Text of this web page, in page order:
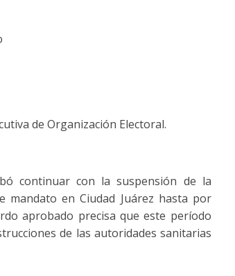
de Organización Electoral.
continuar con la suspensión de la
mandato en Ciudad Juárez hasta por
aprobado precisa que este período
de las autoridades sanitarias